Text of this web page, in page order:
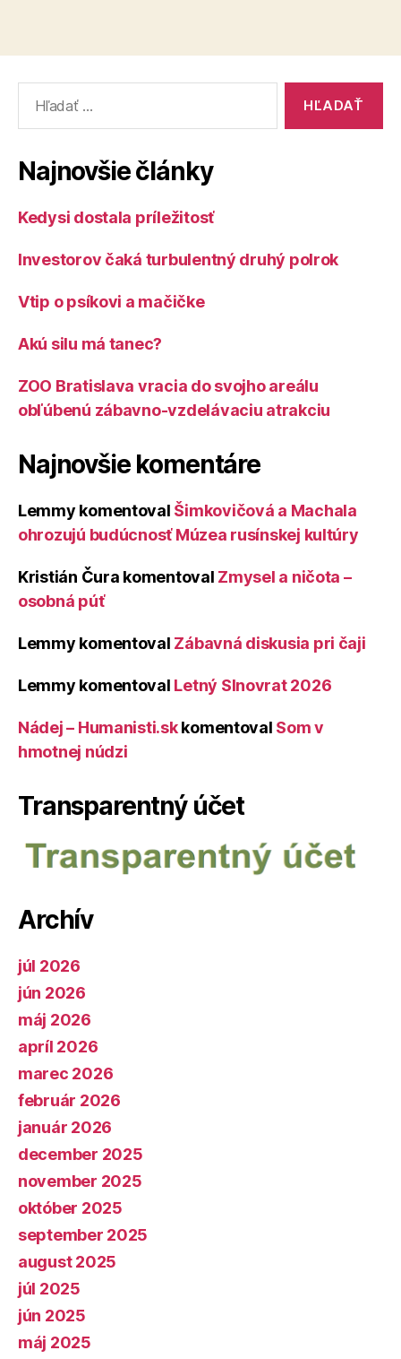
Najnovšie články
Kedysi dostala príležitosť
Investorov čaká turbulentný druhý polrok
Vtip o psíkovi a mačičke
Akú silu má tanec?
ZOO Bratislava vracia do svojho areálu
obľúbenú zábavno-vzdelávaciu atrakciu
Najnovšie komentáre
Lemmy komentoval Šimkovičová a Machala
ohrozujú budúcnosť Múzea rusínskej kultúry
Kristián Čura komentoval Zmysel a ničota –
osobná púť
Lemmy komentoval Zábavná diskusia pri čaji
Lemmy komentoval Letný Slnovrat 2026
Nádej – Humanisti.skkomentoval Som v
hmotnej núdzi
Transparentný účet
Archív
júl 2026
jún 2026
máj 2026
apríl 2026
marec 2026
február 2026
január 2026
december 2025
november 2025
október 2025
september 2025
august 2025
júl 2025
jún 2025
máj 2025